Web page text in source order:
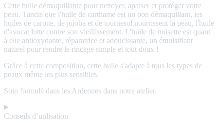
Cette huile démaquillante pour nettoyer, apaiser et protéger votre
peau. Tandis que l'huile de carthame est un bon démaquillant, les
huiles de carotte, de jojoba et de tournesol nourrissent la peau, l'huile
d'avocat lutte contre son vieillissement. L'huile de noisette est quant
à elle antioxydante, réparatrice et adoucissante, un émulsifiant
naturel pour rendre le rinçage simple et tout doux !
Grâce à cette composition, cette huile s'adapte à tous les types de
peaux même les plus sensibles.
Soin formulé dans les Ardennes dans notre atelier.
Conseils d’utilisation